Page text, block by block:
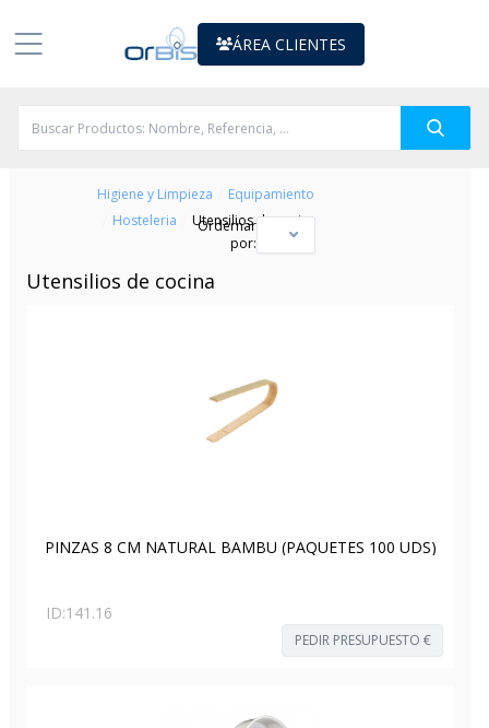
ÁREA CLIENTES
Higiene y Limpieza Equipamiento
Hosteleria Utensilios de cocina
Ordernar
por:
Utensilios de cocina
PINZAS 8 CM NATURAL BAMBU (PAQUETES 100 UDS)
ID:141.16
PEDIR PRESUPUESTO €